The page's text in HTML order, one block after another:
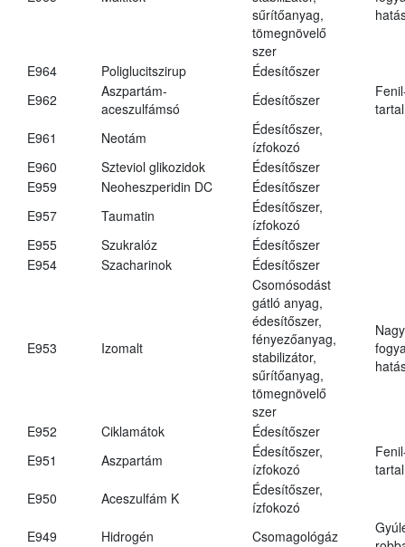
sűrítőanyag,
tömegnövelő
szer
E964 Poliglucitszirup
Édesítőszer
E962
Aszpartám-
aceszulfámsó
Édesítőszer
E961
Neotám
Édesítőszer,
ízfokozó
E960
Szteviol glikozidok
Édesítőszer
E959
Neoheszperidin DC
Édesítőszer
E957
Taumatin
Édesítőszer,
ízfokozó
E955
Szukralóz
Édesítőszer
E954
Szacharinok Édesítőszer
E953 Izomalt
Csomósodást
gátló anyag,
édesítőszer,
fényezőanyag,
stabilizátor,
sűrítőanyag,
tömegnövelő
szer
E952 Ciklamátok
Édesítőszer
E951
Aszpartám
Édesítőszer,
ízfokozó
E950
Aceszulfám K
Édesítőszer,
ízfokozó
E949
Hidrogén Csomagológáz